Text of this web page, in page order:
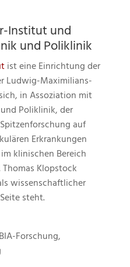
Institut und
und Poliklinik
ist eine Einrichtung der
Ludwig-Maximilians-
in Assoziation mit
Poliklinik, der
auf
Erkrankungen
klinischen Bereich
Klopstock
wissenschaftlicher
steht.
Forschung,